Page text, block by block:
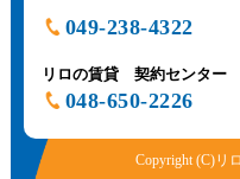
049-238-4322
リロの賃貸 契約センター
048-650-2226
Copyright (C)リ